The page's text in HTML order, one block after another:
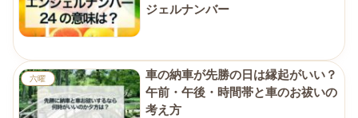
ジェルナンバー
六曜
車の納車が先勝の日は縁起がいい？
午前・午後・時間帯と車のお祓いの
考え方